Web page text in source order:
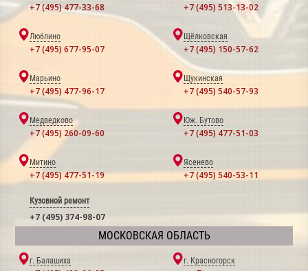
+7 (495) 477-33-68 +7 (495) 513-13-02
Люблино
+7 (495) 677-95-07
Щёлковская
+7 (495) 150-57-62
Марьино
+7 (495) 477-96-17
Щукинская
+7 (495) 540-57-93
Медведково
+7 (495) 260-09-60
Юж. Бутово
+7 (495) 477-51-03
Митино
+7 (495) 477-51-19
Ясенево
+7 (495) 540-53-11
Кузовной ремонт
+7 (495) 374-98-07
МОСКОВСКАЯ ОБЛАСТЬ
г. Балашиха г. Красногорск